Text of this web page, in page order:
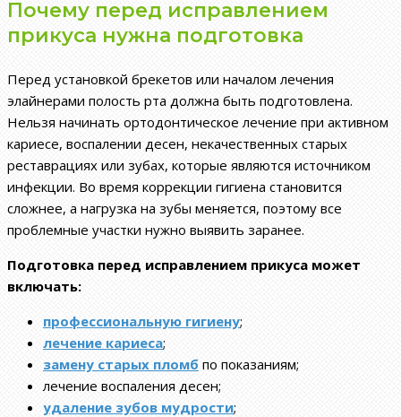
Почему перед исправлением
прикуса нужна подготовка
Перед установкой брекетов или началом лечения
элайнерами полость рта должна быть подготовлена.
Нельзя начинать ортодонтическое лечение при активном
кариесе, воспалении десен, некачественных старых
реставрациях или зубах, которые являются источником
инфекции. Во время коррекции гигиена становится
сложнее, а нагрузка на зубы меняется, поэтому все
проблемные участки нужно выявить заранее.
Подготовка перед исправлением прикуса может
включать:
профессиональную гигиену;
лечение кариеса;
замену старых пломб по показаниям;
лечение воспаления десен;
удаление зубов мудрости;